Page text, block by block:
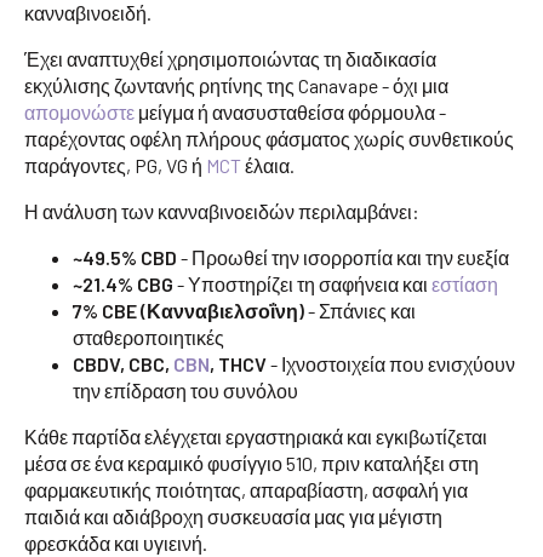
κανναβινοειδή.
Έχει αναπτυχθεί χρησιμοποιώντας τη διαδικασία
εκχύλισης ζωντανής ρητίνης της Canavape - όχι μια
απομονώστε μείγμα ή ανασυσταθείσα φόρμουλα -
παρέχοντας οφέλη πλήρους φάσματος χωρίς συνθετικούς
παράγοντες, PG, VG ή MCTέλαια.
Η ανάλυση των κανναβινοειδών περιλαμβάνει:
~49.5% CBD - Προωθεί την ισορροπία και την ευεξία
~21.4% CBG - Υποστηρίζει τη σαφήνεια και εστίαση
7% CBE (Κανναβιελσοΐνη)- Σπάνιες και
σταθεροποιητικές
CBDV, CBC, CBN, THCV- Ιχνοστοιχεία που ενισχύουν
την επίδραση του συνόλου
Κάθε παρτίδα ελέγχεται εργαστηριακά και εγκιβωτίζεται
μέσα σε ένα κεραμικό φυσίγγιο 510, πριν καταλήξει στη
φαρμακευτικής ποιότητας, απαραβίαστη, ασφαλή για
παιδιά και αδιάβροχη συσκευασία μας για μέγιστη
φρεσκάδα και υγιεινή.